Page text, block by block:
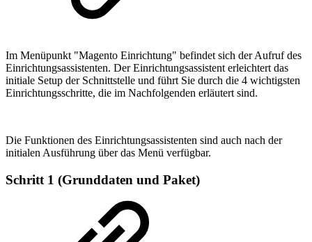
Im Menüpunkt "Magento Einrichtung" befindet sich der Aufruf des
Einrichtungsassistenten. Der Einrichtungsassistent erleichtert das
initiale Setup der Schnittstelle und führt Sie durch die 4 wichtigsten
Einrichtungsschritte, die im Nachfolgenden erläutert sind.
Die Funktionen des Einrichtungsassistenten sind auch nach der
initialen Ausführung über das Menü verfügbar.
Schritt 1 (Grunddaten und Paket)